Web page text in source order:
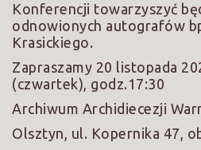
Konferencji towarzyszyć
odnowionych autografów
Krasickiego.
Zapraszamy 20 listopada
(czwartek), godz.17:30
Archiwum Archidiecezji
Olsztyn, ul. Kopernika 47,